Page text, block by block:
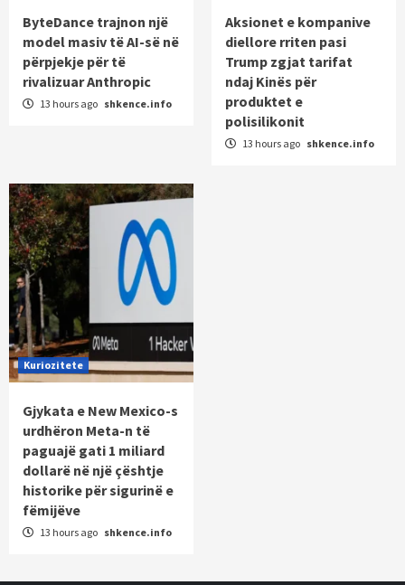
ByteDance trajnon një
model masiv të AI-së në
përpjekje për të
rivalizuar Anthropic
13 hours ago shkence.info
Aksionet e kompanive
diellore rriten pasi
Trump zgjat tarifat
ndaj Kinës për
produktet e
polisilikonit
13 hours ago shkence.info
Kuriozitete
Gjykata e New Mexico-s
urdhëron Meta-n të
paguajë gati 1 miliard
dollarë në një çështje
historike për sigurinë e
fëmijëve
13 hours ago shkence.info